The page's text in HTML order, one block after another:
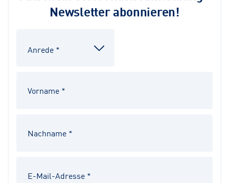
Newsletter abonnieren!